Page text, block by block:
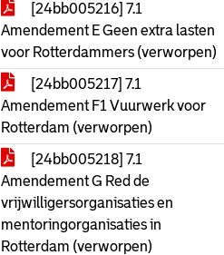
[24bb005216] 7.1
Amendement E Geen extra lasten
voor Rotterdammers (verworpen)
[24bb005217] 7.1
Amendement F1 Vuurwerk voor
Rotterdam (verworpen)
[24bb005218] 7.1
Amendement G Red de
vrijwilligersorganisaties en
mentoringorganisaties in
Rotterdam (verworpen)